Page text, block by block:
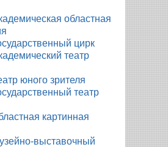
областная
цирк
театр
юного зрителя
театр
картинная
выставочный